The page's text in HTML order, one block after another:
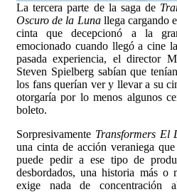
La tercera parte de la saga de
Oscuro de la Luna llega cargando
cinta que decepcionó a la
emocionado cuando llegó a cine
pasada experiencia, el director
Steven Spielberg sabían que
los fans querían ver y llevar a su
otorgaría por lo menos algunos
boleto.
Sorpresivamente Transformers El
una cinta de acción veraniega
puede pedir a ese tipo de
desbordados, una historia más o
exige nada de concentración